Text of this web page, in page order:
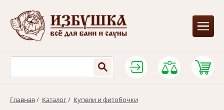
Главная / Каталог/ Купели и фитобочки